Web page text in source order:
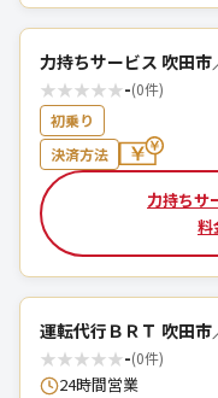
力持ちサービス 吹田市
★★★★★-(0件)
初乗り
決済方法
力持ちサ
料
運転代行ＢＲＴ 吹田市
★★★★★-(0件)
24時間営業